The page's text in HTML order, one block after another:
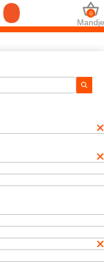
Mandje
0